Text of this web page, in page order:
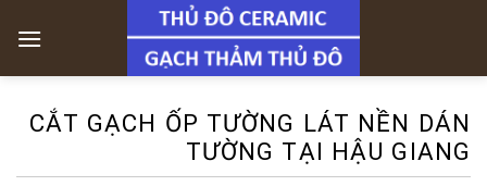
CẮT GẠCH ỐP TƯỜNG LÁT NỀN DÁN
TƯỜNG TẠI HẬU GIANG